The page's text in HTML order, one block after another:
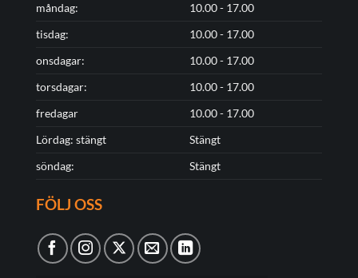
måndag:
10.00 - 17.00
tisdag:
10.00 - 17.00
onsdagar:
10.00 - 17.00
torsdagar:
10.00 - 17.00
fredagar
10.00 - 17.00
Lördag: stängt
Stängt
söndag:
Stängt
FÖLJ OSS